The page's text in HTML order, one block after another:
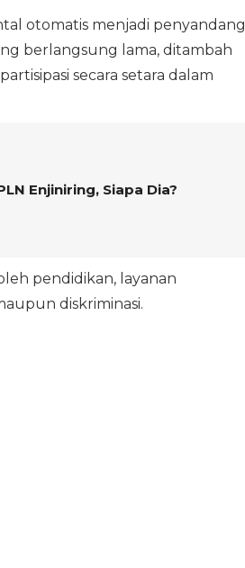
otomatis menjadi penyandang
berlangsung lama, ditambah
secara setara dalam
Enjiniring, Siapa Dia?
pendidikan, layanan
diskriminasi.